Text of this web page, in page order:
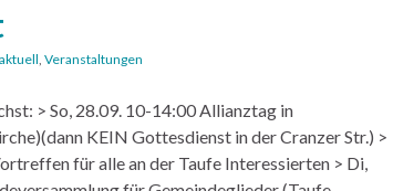
aktuell Veranstaltungen
> So, 28.09. 10-14:00 Allianztag in
KEIN Gottesdienst in der Cranzer Str.) >
für alle an der Taufe Interessierten > Di,